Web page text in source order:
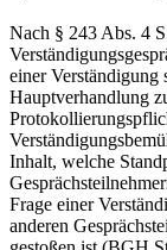
Nach § 243 Abs. 4
einer Verständigung
Hauptverhandlung
Inhalt, welche
Frage einer
anderen